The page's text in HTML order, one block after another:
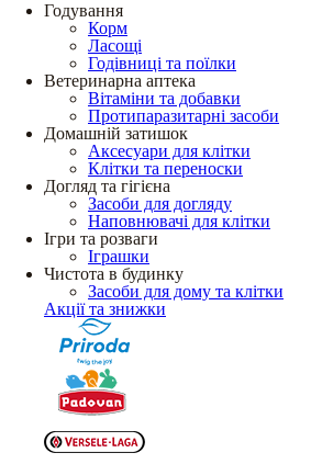
Годування
Корм
Ласощі
Годівниці та поїлки
Ветеринарна аптека
Вітаміни та добавки
Протипаразитарні засоби
Домашній затишок
Аксесуари для клітки
Клітки та переноски
Догляд та гігієна
Засоби для догляду
Наповнювачі для клітки
Ігри та розваги
Іграшки
Чистота в будинку
Засоби для дому та клітки
Акції та знижки